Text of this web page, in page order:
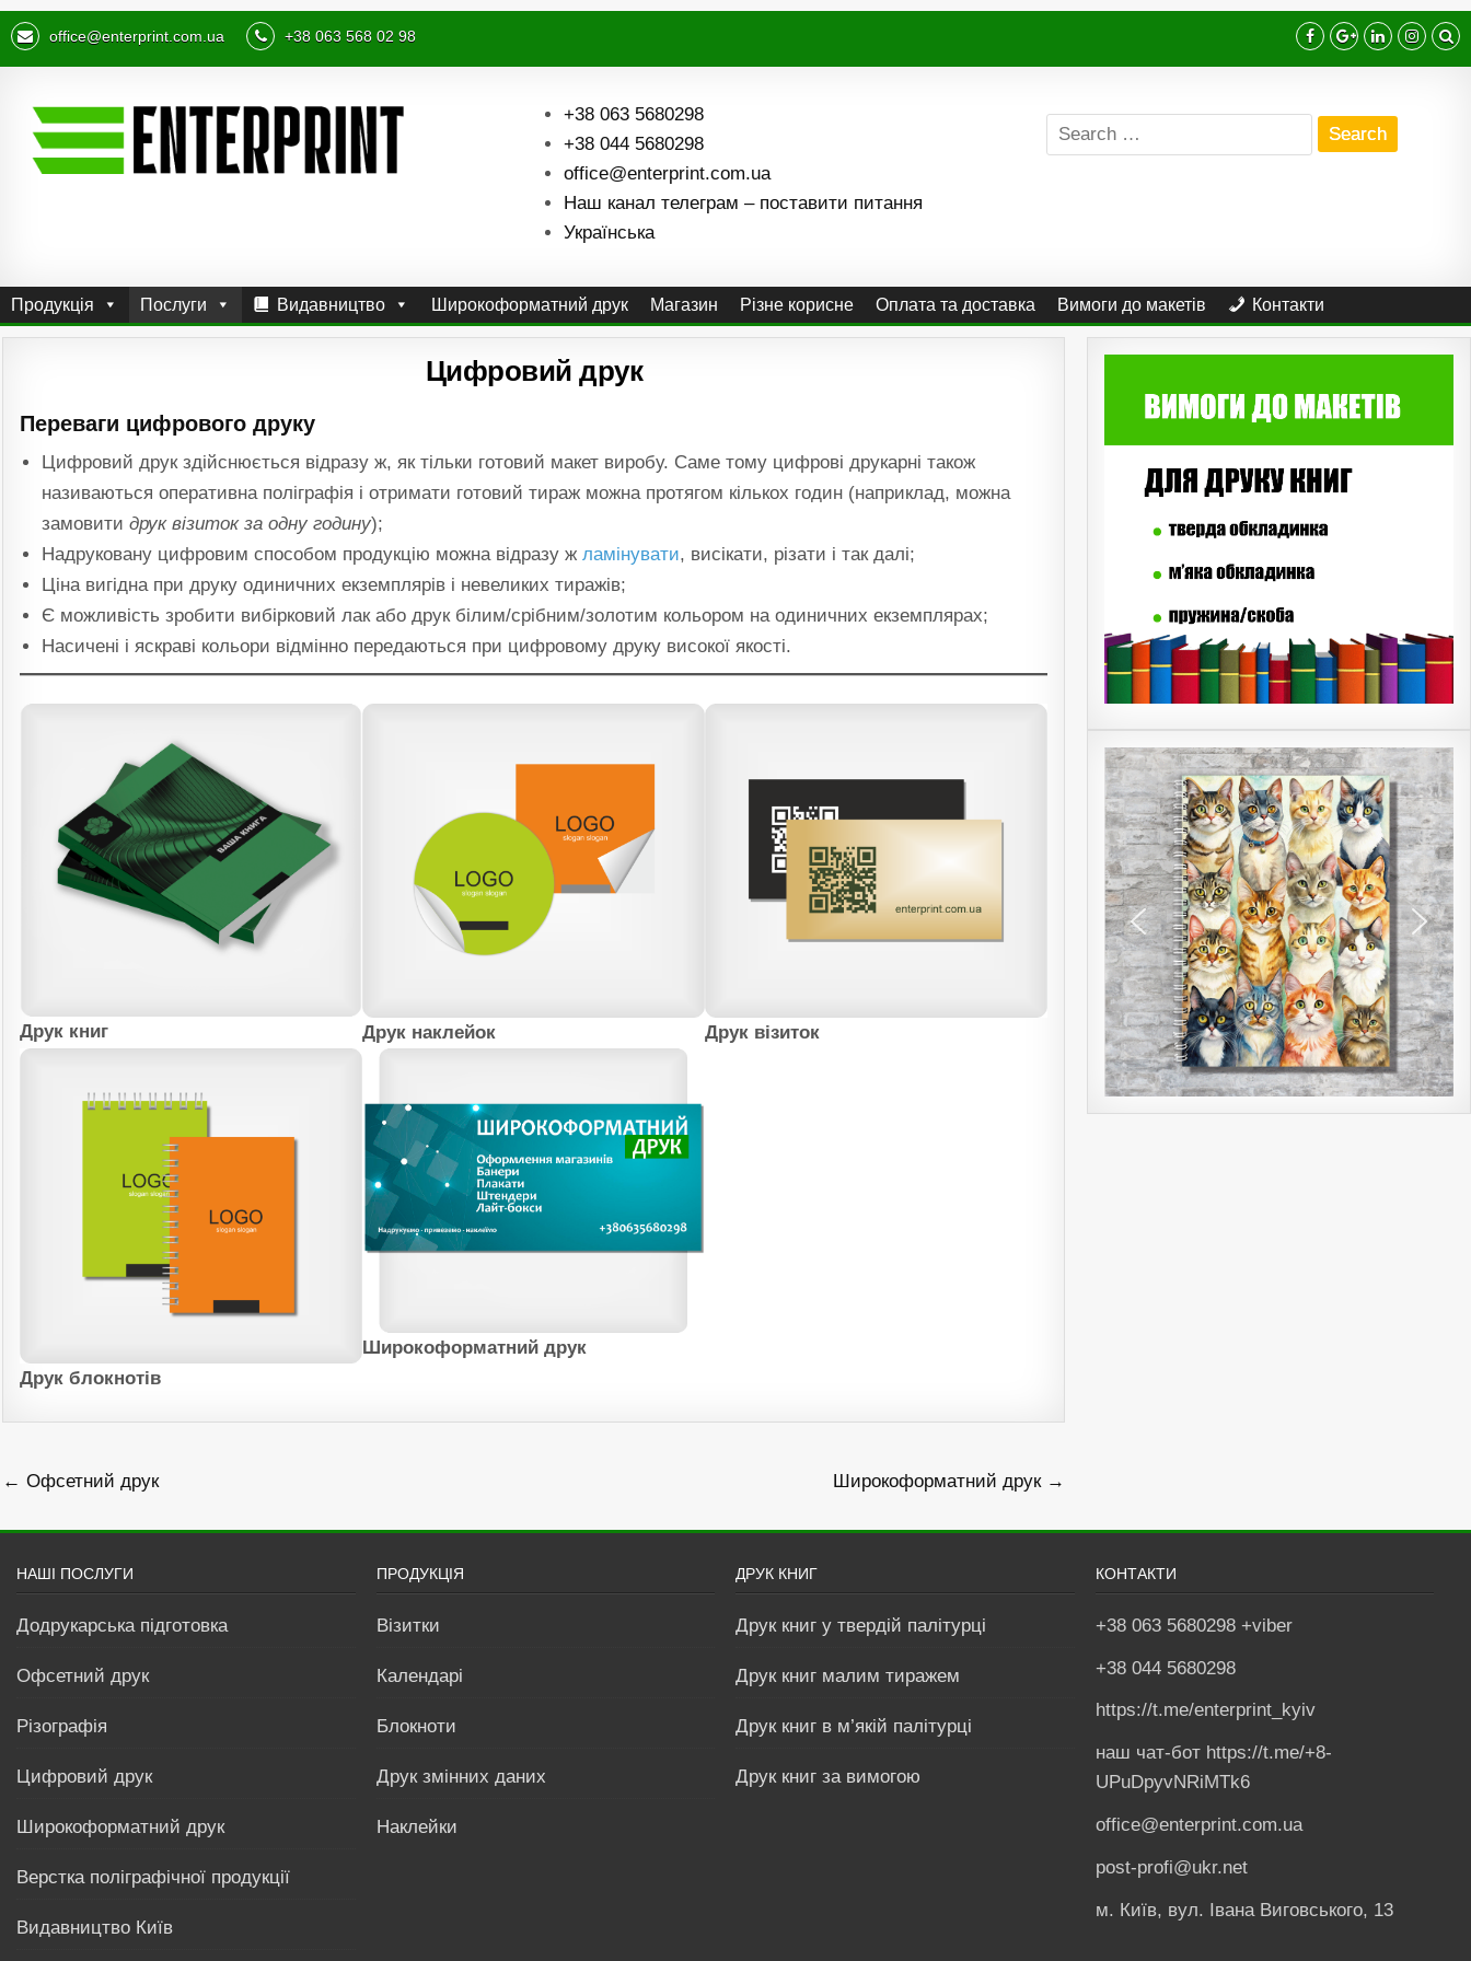
office@enterprint.com.ua +38 063 568 02 98
+38 063 5680298
+38 044 5680298
office@enterprint.com.ua
Наш канал телеграм – поставити питання
Українська
Search
for:
Продукція Послуги Видавництво Широкоформатний друк Магазин Різне корисне Оплата та доставка Вимоги до макетів Контакти
Цифровий друк
Переваги цифрового друку
Цифровий друк здійснюється відразу ж, як тільки готовий макет виробу. Саме тому цифрові друкарні також
називаються оперативна поліграфія і отримати готовий тираж можна протягом кількох годин (наприклад, можна
замовитидрук візиток за одну годину);
Надруковану цифровим способом продукцію можна відразу жламінувати, висікати, різати і так далі;
Ціна вигідна при друку одиничних екземплярів і невеликих тиражів;
Є можливість зробити вибірковий лак або друк білим/срібним/золотим кольором на одиничних екземплярах;
Насичені і яскраві кольори відмінно передаються при цифровому друку високої якості.
Друк книг Друк наклейок Друк візиток
Друк блокнотів
Широкоформатний друк
Навігація
← Офсетний друк Широкоформатний друк →
НАШІ ПОСЛУГИ
Додрукарська підготовка
Офсетний друк
Різографія
Цифровий друк
Широкоформатний друк
Верстка поліграфічної продукції
Видавництво Київ
ПРОДУКЦІЯ
Візитки
Календарі
Блокноти
Друк змінних даних
Наклейки
ДРУК КНИГ
Друк книг у твердій палітурці
Друк книг малим тиражем
Друк книг в м’якій палітурці
Друк книг за вимогою
КОНТАКТИ
+38 063 5680298 +viber
+38 044 5680298
https://t.me/enterprint_kyiv
наш чат-бот https://t.me/+8-
UPuDpyvNRiMTk6
office@enterprint.com.ua
post-profi@ukr.net
м. Київ, вул. Івана Виговського, 13